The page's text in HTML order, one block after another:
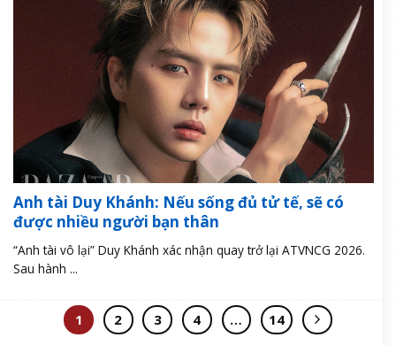
Anh tài Duy Khánh: Nếu sống đủ tử tế, sẽ có
được nhiều người bạn thân
“Anh tài vô lại” Duy Khánh xác nhận quay trở lại ATVNCG 2026.
Sau hành ...
1 2 3 4 … 14